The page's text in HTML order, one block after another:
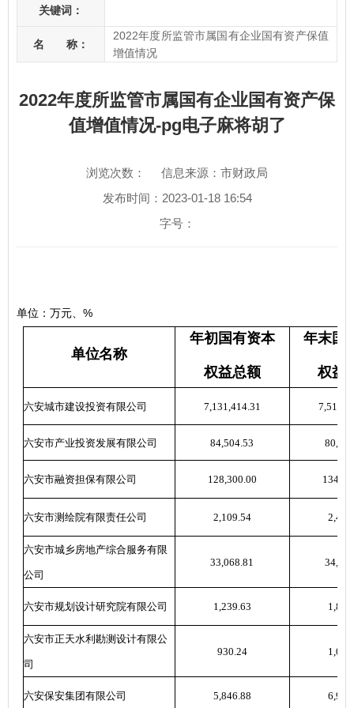
关键词：
名 称：
2022年度所监管市属国有企业国有资产保值
增值情况
2022年度所监管市属国有企业国有资产保
值增值情况-pg电子麻将胡了
浏览次数：
信息来源：市财政局
发布时间：2023-01-18 16:54
字号：
单位：万元、 %
单位名称
年初国有资本
权益总额
年末国
权益
六安城市建设投资有限公司 7,131,414.31
六安市产业投资发展有限公司 84,504.53
六安市融资担保有限公司 128,300.00
六安市测绘院有限责任公司 2,109.54
六安市城乡房地产综合服务有限
公司
33,068.81
六安市规划设计研究院有限公司 1,239.63
六安市正天水利勘测设计有限公
司
930.24
六安保安集团有限公司 5,846.88